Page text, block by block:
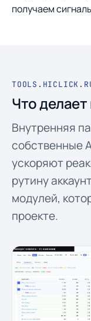
получаем
Что
Внутренняя
собственные
ускоряют
рутину
модулей,
проекте.